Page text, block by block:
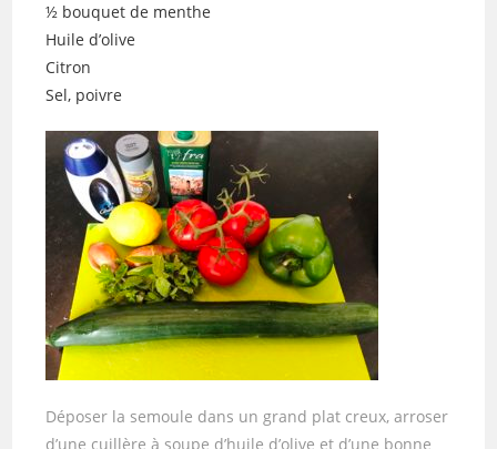
½ bouquet de menthe
Huile d’olive
Citron
Sel, poivre
Déposer la semoule dans un grand plat creux, arroser
d’une cuillère à soupe d’huile d’olive et d’une bonne